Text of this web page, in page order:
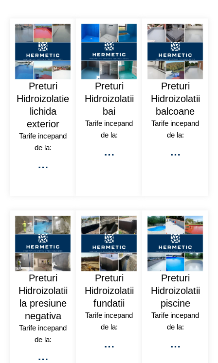
Preturi
Hidroizolatie
lichida
exterior
Tarife incepand
de la:
…
Preturi
Hidroizolatii
bai
Tarife incepand
de la:
…
Preturi
Hidroizolatii
balcoane
Tarife incepand
de la:
…
Preturi
Hidroizolatii
la presiune
negativa
Tarife incepand
de la:
…
Preturi
Hidroizolatii
fundatii
Tarife incepand
de la:
…
Preturi
Hidroizolatii
piscine
Tarife incepand
de la:
…